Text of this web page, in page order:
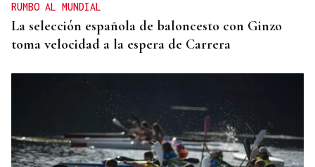
RUMBO AL MUNDIAL
La selección española de baloncesto con Ginzo
toma velocidad a la espera de Carrera